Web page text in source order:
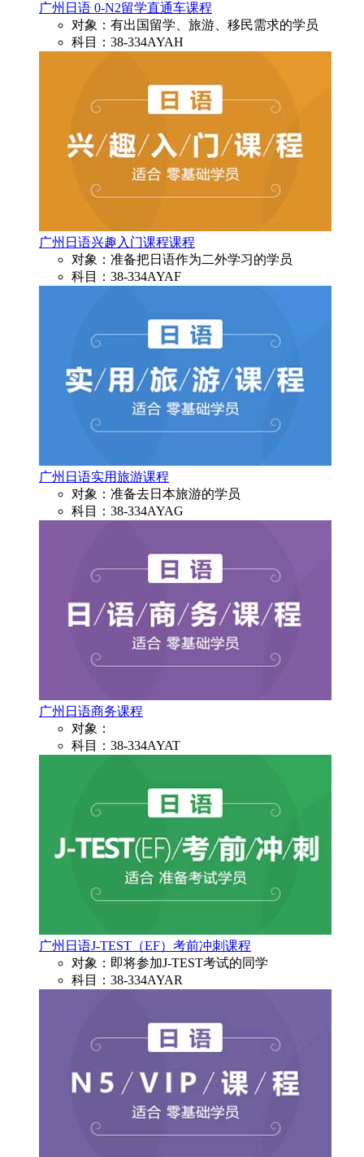
广州日语 0-N2留学直通车课程
对象：有出国留学、旅游、移民需求的学员
科目：38-334AYAH
广州日语兴趣入门课程课程
对象：准备把日语作为二外学习的学员
科目：38-334AYAF
广州日语实用旅游课程
对象：准备去日本旅游的学员
科目：38-334AYAG
广州日语商务课程
对象：
科目：38-334AYAT
广州日语J-TEST（EF）考前冲刺课程
对象：即将参加J-TEST考试的同学
科目：38-334AYAR